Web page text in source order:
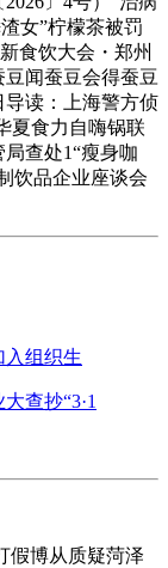
女”柠檬茶被罚
食饮大会・郑州
闻蚕豆会得蚕豆
导读：上海警方侦
夏食力自嗨锅联
查处1“瘦身咖
饮品企业座谈会
入组织生
查抄“3·1
假博从质疑菏泽